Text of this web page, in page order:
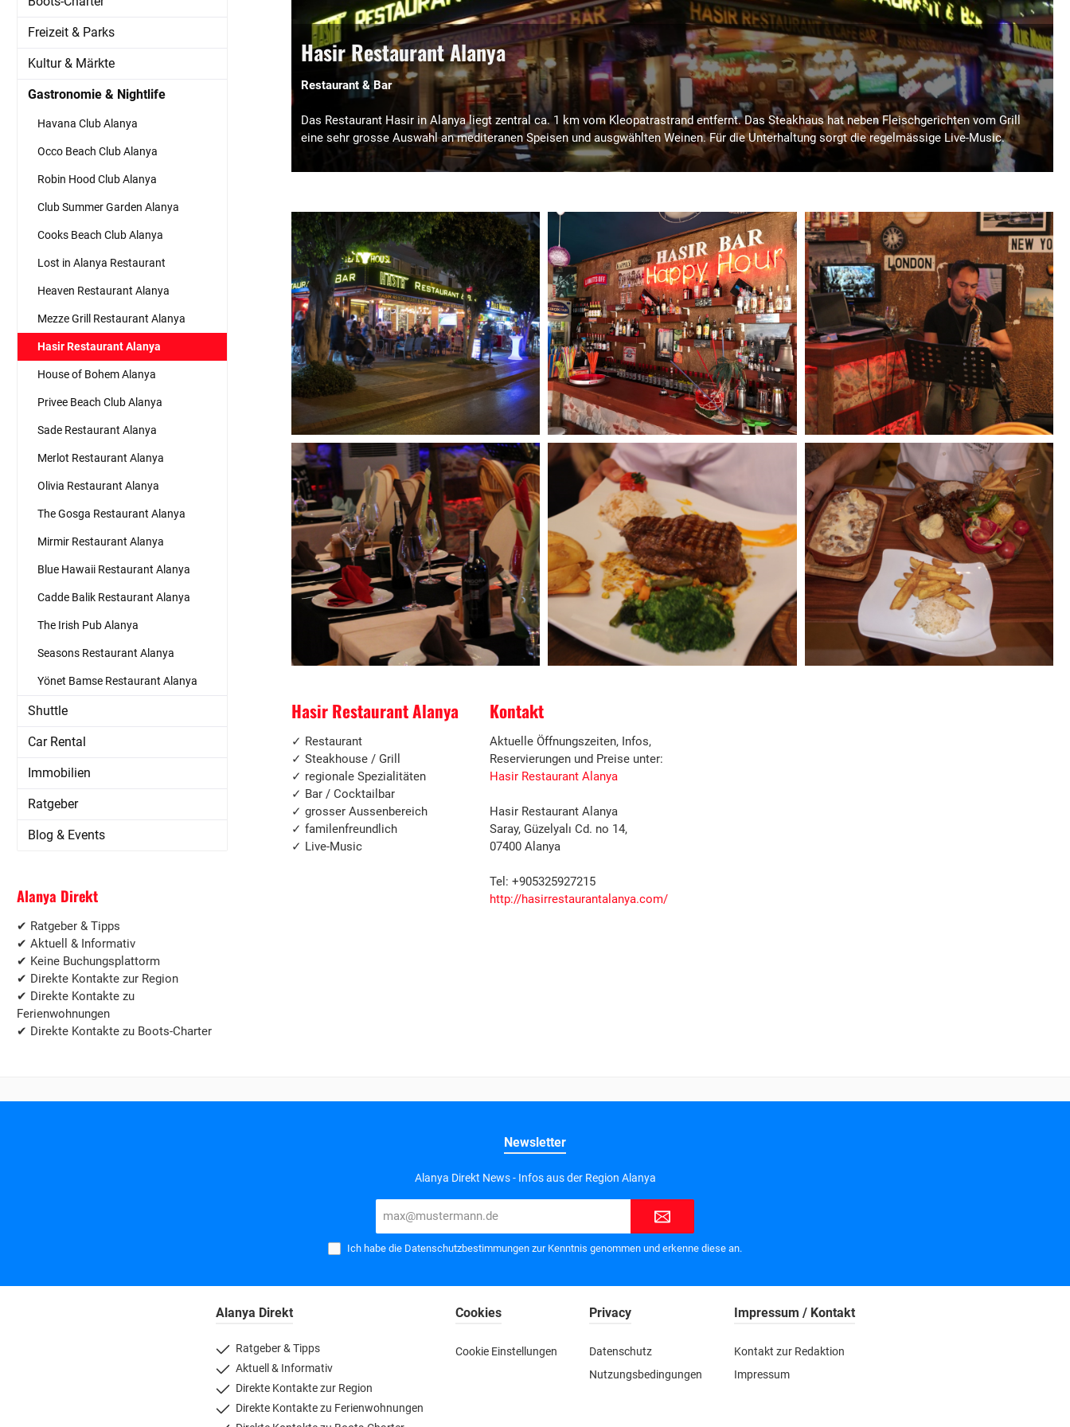
Freizeit & Parks
Kultur & Märkte
Gastronomie & Nightlife
Havana Club Alanya
Occo Beach Club Alanya
Robin Hood Club Alanya
Club Summer Garden Alanya
Cooks Beach Club Alanya
Lost in Alanya Restaurant
Heaven Restaurant Alanya
Mezze Grill Restaurant Alanya
Hasir Restaurant Alanya
House of Bohem Alanya
Privee Beach Club Alanya
Sade Restaurant Alanya
Merlot Restaurant Alanya
Olivia Restaurant Alanya
The Gosga Restaurant Alanya
Mirmir Restaurant Alanya
Blue Hawaii Restaurant Alanya
Cadde Balik Restaurant Alanya
The Irish Pub Alanya
Seasons Restaurant Alanya
Yönet Bamse Restaurant Alanya
Shuttle
Car Rental
Immobilien
Ratgeber
Blog & Events
Alanya Direkt
✔ Ratgeber & Tipps
✔ Aktuell & Informativ
✔ Keine Buchungsplattorm
✔ Direkte Kontakte zur Region
✔ Direkte Kontakte zu
Ferienwohnungen
✔ Direkte Kontakte zu Boots-Charter
Hasir Restaurant Alanya
Restaurant & Bar
Das Restaurant Hasir in Alanya liegt zentral ca. 1 km vom Kleopatrastrand entfernt. Das Steakhaus hat neben Fleischgerichten vom Grill
eine sehr grosse Auswahl an mediteranen Speisen und ausgwählten Weinen. Für die Unterhaltung sorgt die regelmässige Live-Music.
Hasir Restaurant Alanya
✓ Restaurant
✓ Steakhouse / Grill
✓ regionale Spezialitäten
✓ Bar / Cocktailbar
✓ grosser Aussenbereich
✓ familenfreundlich
✓ Live-Music
Kontakt
Aktuelle Öffnungszeiten, Infos,
Reservierungen und Preise unter:
Hasir Restaurant Alanya
Hasir Restaurant Alanya
Saray, Güzelyalı Cd. no 14,
07400 Alanya
Tel: +905325927215
http://hasirrestaurantalanya.com/
Newsletter
Alanya Direkt News - Infos aus der Region Alanya
Adresse*
Ich habe die Datenschutzbestimmungen zur Kenntnis genommen und erkenne diese an.
Alanya Direkt
Ratgeber & Tipps
Aktuell & Informativ
Direkte Kontakte zur Region
Direkte Kontakte zu Ferienwohnungen
Cookies
Cookie Einstellungen
Privacy
Datenschutz
Nutzungsbedingungen
Impressum / Kontakt
Kontakt zur Redaktion
Impressum